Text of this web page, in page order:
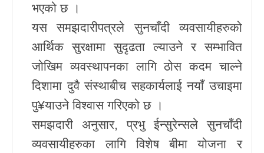
भएको छ ।
यस समझदारीपत्रले सुनचाँदी व्यवसायीहरुको
आर्थिक सुरक्षामा सुदृढता ल्याउने र सम्भावित
जोखिम व्यवस्थापनका लागि ठोस कदम चाल्ने
दिशामा दुवै संस्थाबीच सहकार्यलाई नयाँ उचाइमा
पु¥याउने विश्वास गरिएको छ ।
समझदारी अनुसार, प्रभु ईन्सुरेन्सले सुनचाँदी
व्यवसायीहरुका लागि विशेष बीमा योजना र